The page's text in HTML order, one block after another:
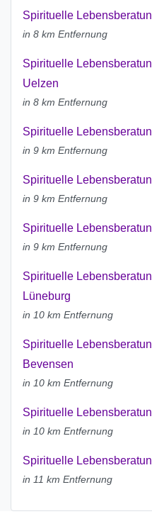
Spirituelle
in 8 km Entfernung
Spirituelle
Uelzen
in 8 km Entfernung
Spirituelle
in 9 km Entfernung
Spirituelle
in 9 km Entfernung
Spirituelle
in 9 km Entfernung
Spirituelle
Lüneburg
in 10 km Entfernung
Spirituelle
Bevensen
in 10 km Entfernung
Spirituelle
in 10 km Entfernung
Spirituelle
in 11 km Entfernung